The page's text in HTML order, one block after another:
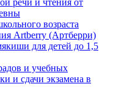
речи и чтения от
возраста
Artberry (Артберри)
для детей до 1,5
и учебных
и сдачи экзамена в